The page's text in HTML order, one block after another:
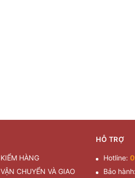
HÀNG
CHUYỂN VÀ GIAO
HỖ TRỢ
Hotline:
Bảo hành: